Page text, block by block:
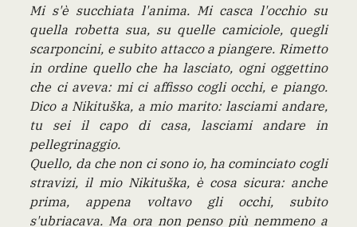
Mi s'è succhiata l'anima. Mi casca l'occhio su
quella robetta sua, su quelle camiciole, quegli
scarponcini, e subito attacco a piangere. Rimetto
in ordine quello che ha lasciato, ogni oggettino
che ci aveva: mi ci affisso cogli occhi, e piango.
Dico a Nikituška, a mio marito: lasciami andare,
tu sei il capo di casa, lasciami andare in
pellegrinaggio.
Quello, da che non ci sono io, ha cominciato cogli
stravizi, il mio Nikituška, è cosa sicura: anche
prima, appena voltavo gli occhi, subito
s'ubriacava. Ma ora non penso più nemmeno a